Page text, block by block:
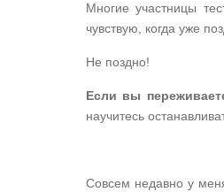
Многие участницы
чувствую, когда уже
Не поздно!
Если вы
научитесь
Совсем недавно у